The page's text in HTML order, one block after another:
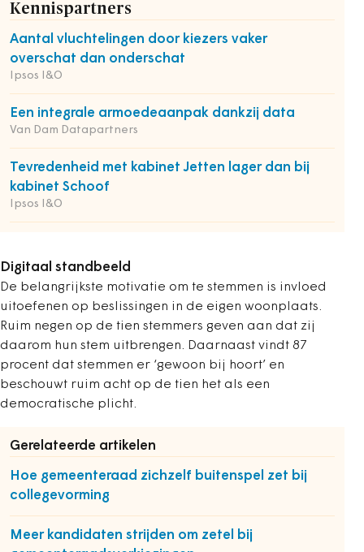
Kennispartners
Aantal vluchtelingen door kiezers vaker
overschat dan onderschat
Ipsos I&O
Een integrale armoedeaanpak dankzij data
Van Dam Datapartners
Tevredenheid met kabinet Jetten lager dan bij
kabinet Schoof
Ipsos I&O
Digitaal standbeeld
De belangrijkste motivatie om te stemmen is invloed
uitoefenen op beslissingen in de eigen woonplaats.
Ruim negen op de tien stemmers geven aan dat zij
daarom hun stem uitbrengen. Daarnaast vindt 87
procent dat stemmen er ‘gewoon bij hoort’ en
beschouwt ruim acht op de tien het als een
democratische plicht.
Gerelateerde artikelen
Hoe gemeenteraad zichzelf buitenspel zet bij
collegevorming
Meer kandidaten strijden om zetel bij